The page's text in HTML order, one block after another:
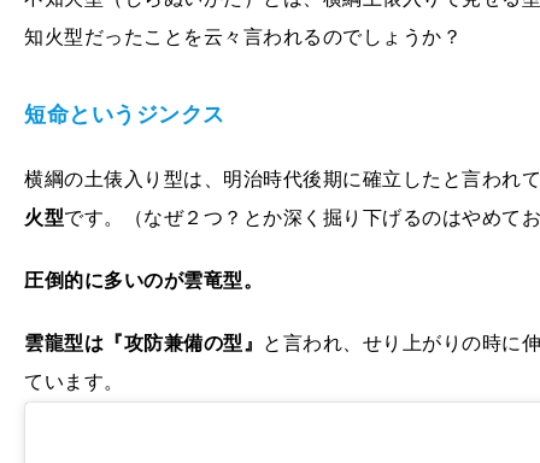
知火型だったことを云々言われるのでしょうか？
短命というジンクス
横綱の土俵入り型は、明治時代後期に確立したと言われ
火型です。（なぜ２つ？とか深く掘り下げるのはやめて
圧倒的に多いのが雲竜型。
雲龍型は『攻防兼備の型』
と言われ、せり上がりの時に
ています。